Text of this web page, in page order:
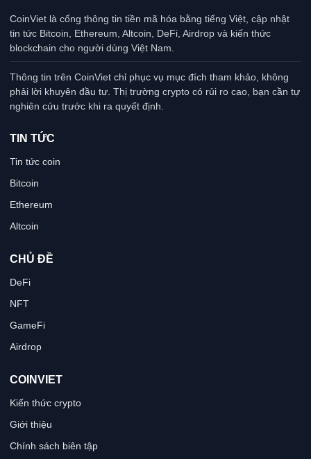
CoinViet là cổng thông tin tiền mã hóa bằng tiếng Việt, cập nhật
tin tức Bitcoin, Ethereum, Altcoin, DeFi, Airdrop và kiến thức
blockchain cho người dùng Việt Nam.
Thông tin trên CoinViet chỉ phục vụ mục đích tham khảo, không
phải lời khuyên đầu tư. Thị trường crypto có rủi ro cao, bạn cần tự
nghiên cứu trước khi ra quyết định.
TIN TỨC
Tin tức coin
Bitcoin
Ethereum
Altcoin
CHỦ ĐỀ
DeFi
NFT
GameFi
Airdrop
COINVIET
Kiến thức crypto
Giới thiệu
Chính sách biên tập